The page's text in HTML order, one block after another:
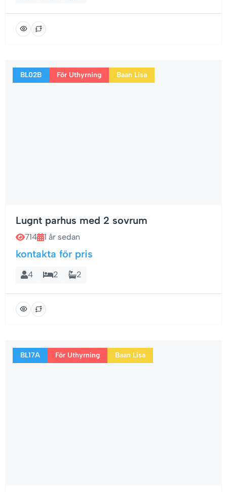
BL02B För Uthyrning Baan Lisa
Lugnt parhus med 2 sovrum
714 1 år sedan
kontakta för pris
4 2 2
BL17A För Uthyrning Baan Lisa